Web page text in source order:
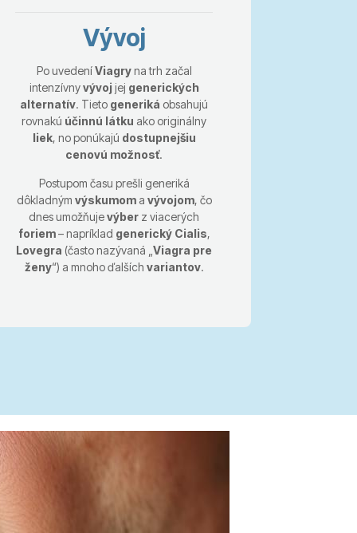
Vývoj
Po uvedeníViagryna trh začal
intenzívnyvývoj jej generických
alternatív. Tieto generiká obsahujú
rovnakú účinnú látku ako originálny
liek, no ponúkajú dostupnejšiu
cenovú možnosť.
Postupom času prešli generiká
dôkladným výskumoma vývojom, čo
dnes umožňujevýber z viacerých
foriem– napríklad generický Cialis,
Lovegra (často nazývaná „Viagra pre
ženy“) a mnoho ďalších variantov.